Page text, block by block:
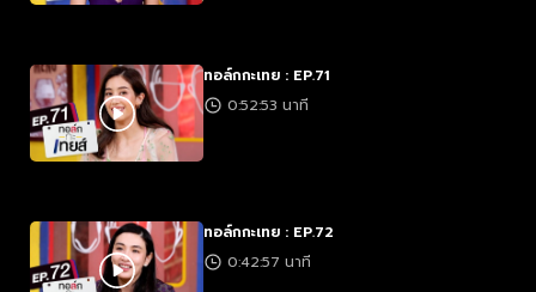
ทอล์กกะเทย : EP.71
0:52:53 นาที
ทอล์กกะเทย : EP.72
0:42:57 นาที